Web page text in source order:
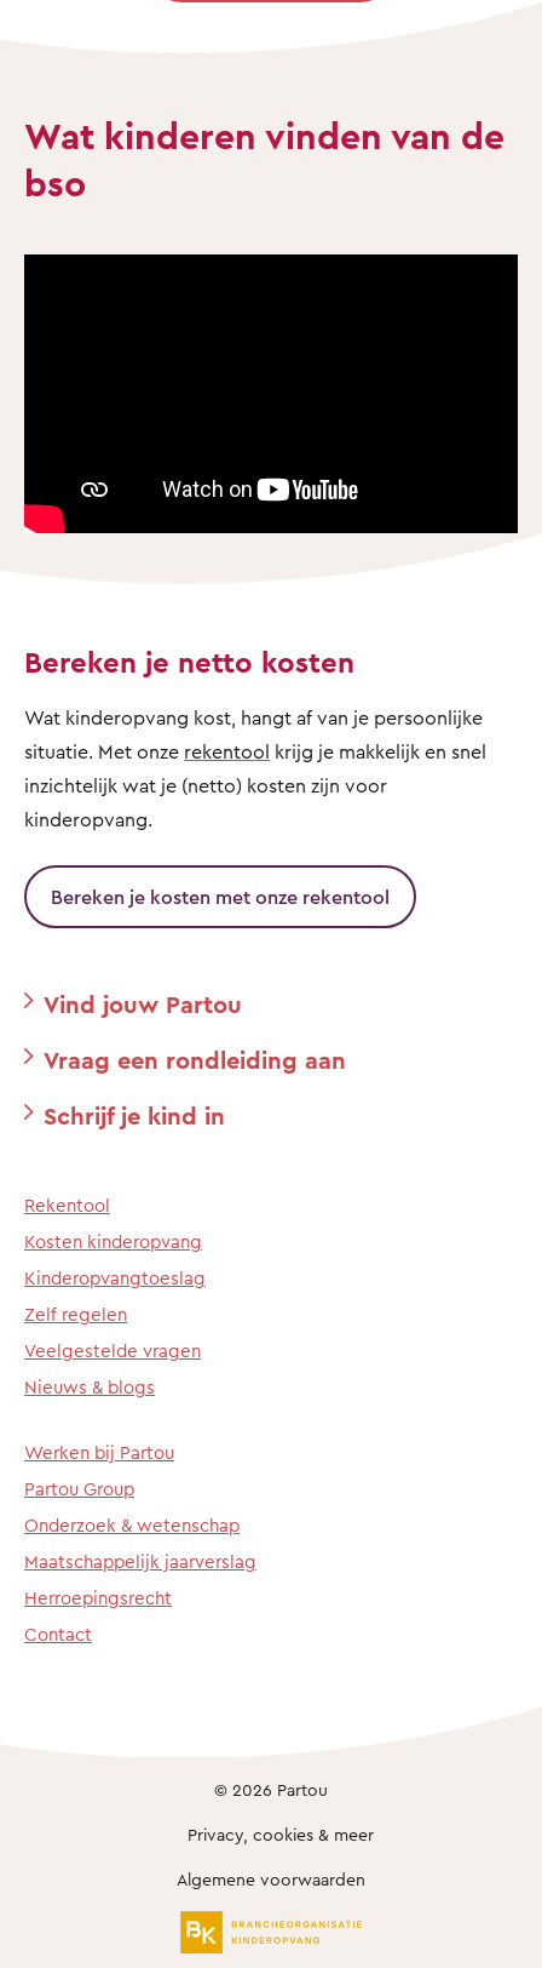
Wat kinderen vinden van de
bso
Bereken je netto kosten
Wat kinderopvang kost, hangt af van je persoonlijke
situatie. Met onze rekentool krijg je makkelijk en snel
inzichtelijk wat je (netto) kosten zijn voor
kinderopvang.
Bereken je kosten met onze rekentool
Vind jouw Partou
Vraag een rondleiding aan
Schrijf je kind in
Rekentool
Kosten kinderopvang
Kinderopvangtoeslag
Zelf regelen
Veelgestelde vragen
Nieuws & blogs
Werken bij Partou
Partou Group
Onderzoek & wetenschap
Maatschappelijk jaarverslag
Herroepingsrecht
Contact
© 2026 Partou
Privacy, cookies & meer
Algemene voorwaarden